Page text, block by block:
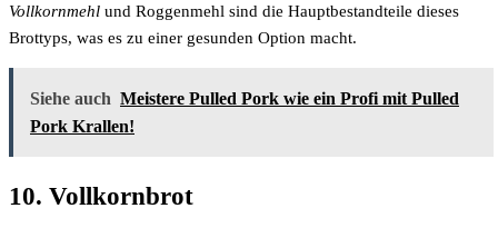
Vollkornmehl und Roggenmehl sind die Hauptbestandteile dieses
Brottyps, was es zu einer gesunden Option macht.
Siehe auch Meistere Pulled Pork wie ein Profi mit Pulled
Pork Krallen!
10. Vollkornbrot